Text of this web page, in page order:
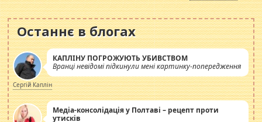
Останнє в блогах
КАПЛІНУ ПОГРОЖУЮТЬ УБИВСТВОМ
Вранці невідомі підкинули мені картинку-попередження
Сергій Каплін
Медіа-консолідація у Полтаві – рецепт проти
утисків